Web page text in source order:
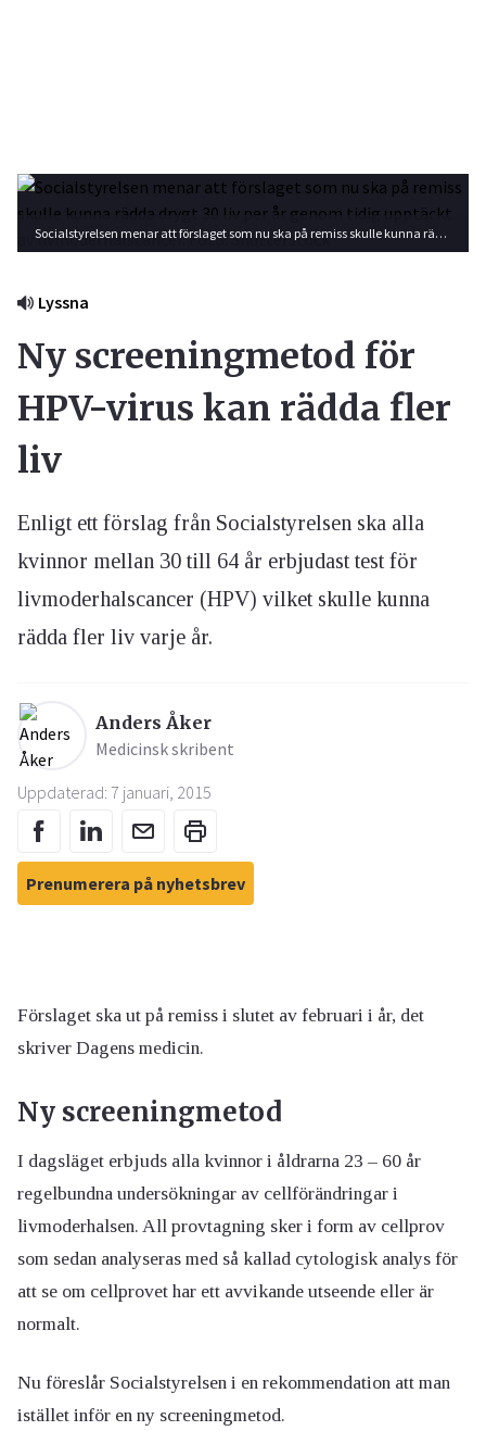
Socialstyrelsen menar att förslaget som nu ska på remiss skulle kunna rädda drygt 30 liv per år genom tidig upptäckt av livmoderhalscancer. Foto: Shutterstock
Lyssna
Ny screeningmetod för
HPV-virus kan rädda fler
liv
Enligt ett förslag från Socialstyrelsen ska alla
kvinnor mellan 30 till 64 år erbjudast test för
livmoderhalscancer (HPV) vilket skulle kunna
rädda fler liv varje år.
Anders Åker
Medicinsk skribent
Uppdaterad: 7 januari, 2015
Prenumerera på nyhetsbrev
Förslaget ska ut på remiss i slutet av februari i år, det
skriver Dagens medicin.
Ny screeningmetod
I dagsläget erbjuds alla kvinnor i åldrarna 23 – 60 år
regelbundna undersökningar av cellförändringar i
livmoderhalsen. All provtagning sker i form av cellprov
som sedan analyseras med så kallad cytologisk analys för
att se om cellprovet har ett avvikande utseende eller är
normalt.
Nu föreslår Socialstyrelsen i en rekommendation att man
istället inför en ny screeningmetod.